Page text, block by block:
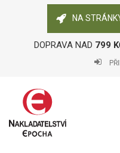
NA
DOPRAVA NAD 799